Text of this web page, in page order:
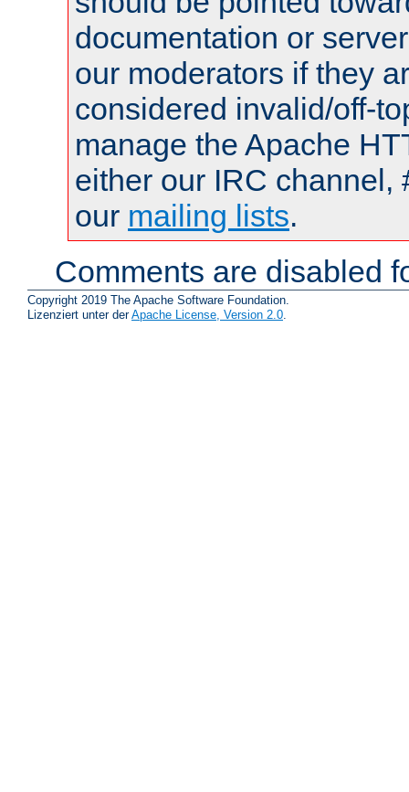
documentation or
our moderators if they
considered invalid/off-
manage the Apache
either our IRC channel,
our mailing lists.
Comments are disabled
Copyright 2019 The Apache Software Foundation.
Lizenziert unter derApache License, Version 2.0